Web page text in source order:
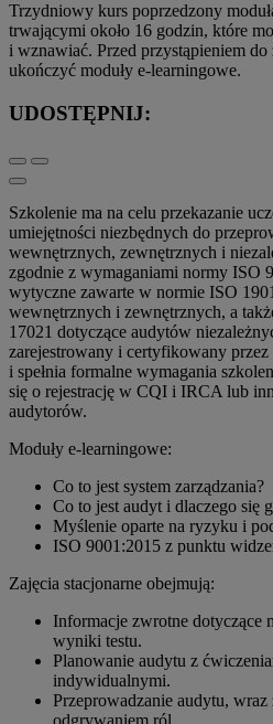
Trzydniowy kurs poprzedzony
trwającymi około 16 godzin, które
i wznawiać. Przed przystąpieniem
ukończyć moduły e-learningowe.
UDOSTĘPNIJ:
Szkolenie ma na celu przekazanie
umiejętności niezbędnych do
wewnętrznych, zewnętrznych i
zgodnie z wymaganiami normy ISO
wytyczne zawarte w normie ISO
wewnętrznych i zewnętrznych, a
17021 dotyczące audytów
zarejestrowany i certyfikowany
i spełnia formalne wymagania
się o rejestrację w CQI i IRCA lub
audytorów.
Moduły e-learningowe:
Co to jest system zarządzania?
Co to jest audyt i dlaczego się
Myślenie oparte na ryzyku i
ISO 9001:2015 z punktu
Zajęcia stacjonarne obejmują:
Informacje zwrotne dotyczące
wyniki testu.
Planowanie audytu z
indywidualnymi.
Przeprowadzanie audytu,